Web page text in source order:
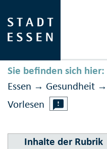
Sie befinden sich hier:
Essen → Gesundheit →
Vorlesen
Inhalte der Rubrik